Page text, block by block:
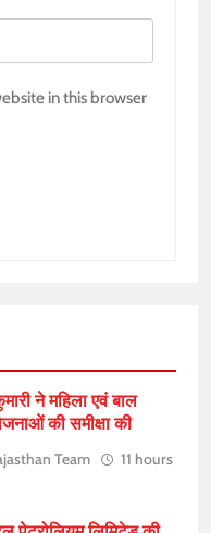
in this browser
ने महिला एवं बाल
की समीक्षा की
Team
11 hours